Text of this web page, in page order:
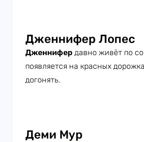
Дженнифер Лопес
Дженнифер давно живёт по
появляется на красных
догонять.
Деми Мур